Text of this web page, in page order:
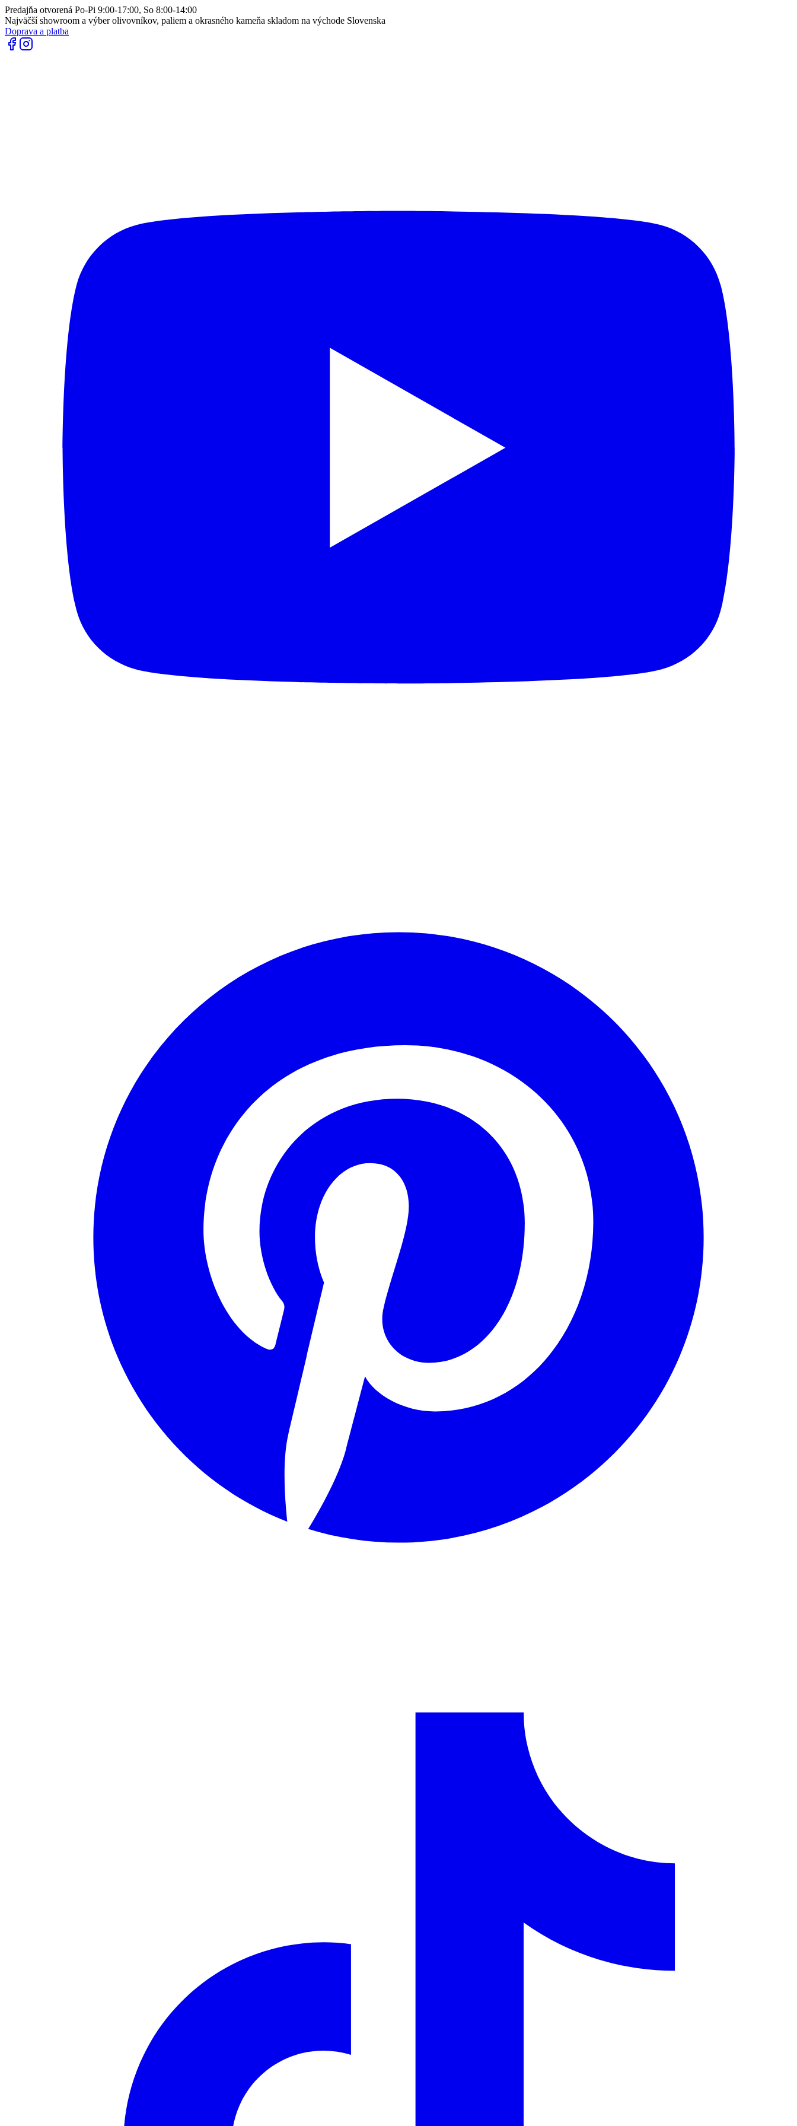
Predajňa otvorená Po-Pi 9:00-17:00, So 8:00-14:00
Najväčší showroom a výber olivovníkov, paliem a okrasného kameňa skladom na východe Slovenska
Doprava a platba